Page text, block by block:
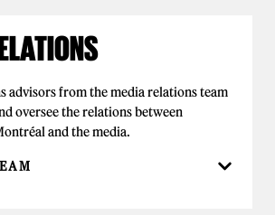
advisors from the media relations team
oversee the relations between
and the media.